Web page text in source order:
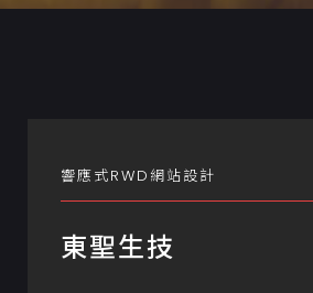
響應式RWD網站設計
東聖生技